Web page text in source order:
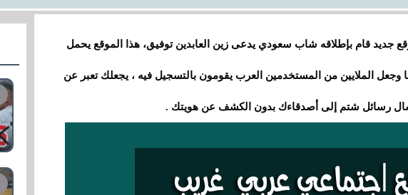
جديد قام بإطلاقه شاب سعودي يدعى زين العابدين توفيق، هذا الموقع يحمل
وجعل الملايين من المستخدمين العرب يقومون بالتسجيل فيه ، يجعلك تعبر عن
رسائل شتم إلى أصدقاءك بدون الكشف عن هويتك .